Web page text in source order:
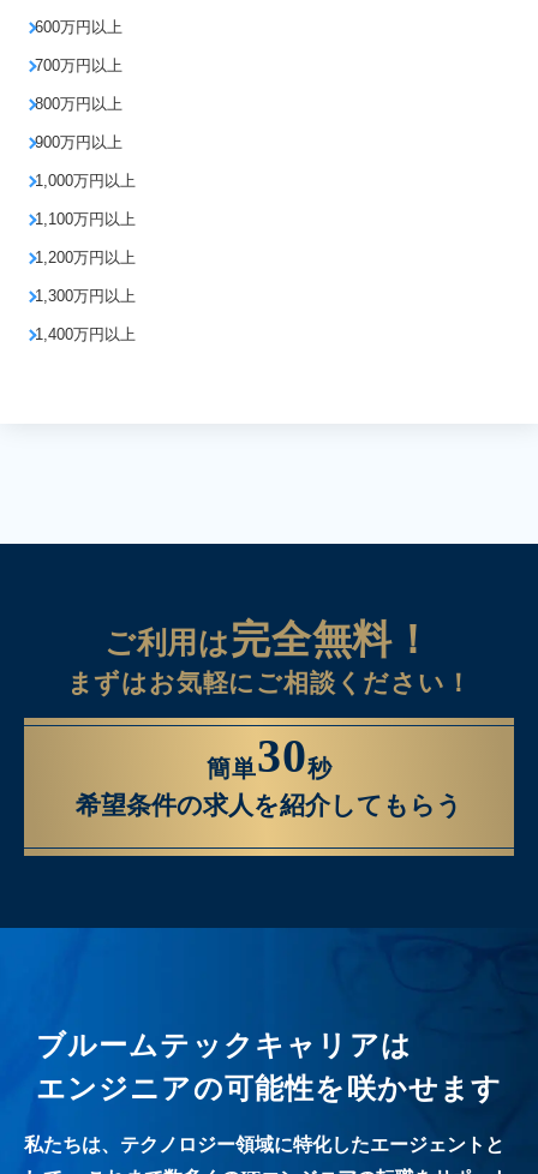
600万円以上
700万円以上
800万円以上
900万円以上
1,000万円以上
1,100万円以上
1,200万円以上
1,300万円以上
1,400万円以上
ご利用は完全無料！
まずはお気軽にご相談ください！
簡単30秒
希望条件の求人を紹介してもらう
ブルームテックキャリアは
エンジニアの可能性を咲かせます
私たちは、テクノロジー領域に特化したエージェントと